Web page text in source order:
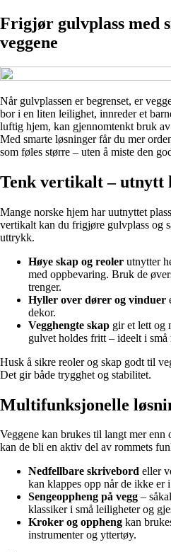
Frigjør gulvplass med
veggene
Når gulvplassen er begrenset, er
bor i en liten leilighet, innreder et
luftig hjem, kan gjennomtenkt bruk
Med smarte løsninger får du mer
som føles større – uten å miste den
Tenk vertikalt – utnytt
Mange norske hjem har uutnyttet
vertikalt kan du frigjøre gulvplass og
uttrykk.
Høye skap og reoler utnytter
med oppbevaring. Bruk de
trenger.
Hyller over dører og vinduer
dekor.
Vegghengte skap gir et lett og
gulvet holdes fritt – ideelt i små
Husk å sikre reoler og skap godt til
Det gir både trygghet og stabilitet.
Multifunksjonelle
Veggene kan brukes til langt mer
kan de bli en aktiv del av rommets
Nedfellbare skrivebord eller
kan klappes opp når de ikke er
Sengeoppheng på vegg –
klassiker i små leiligheter og
Kroker og oppheng kan
instrumenter og yttertøy.